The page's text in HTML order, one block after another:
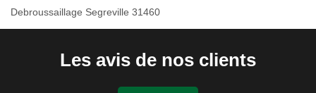
Debroussaillage Segreville 31460
Les avis de nos clients